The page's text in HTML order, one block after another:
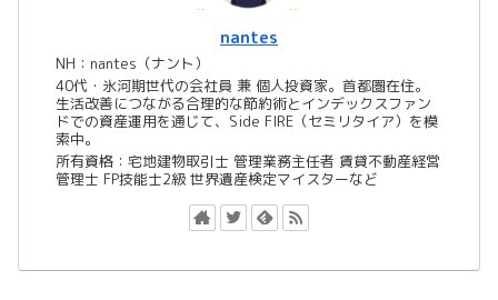
nantes
NH：nantes（ナント）
40代・氷河期世代の会社員 兼 個人投資家。首都圏在住。
生活改善につながる合理的な節約術とインデックスファン
ドでの資産運用を通じて、Side FIRE（セミリタイア）を模
索中。
所有資格：宅地建物取引士 管理業務主任者 賃貸不動産経営
管理士 FP技能士2級 世界遺産検定マイスターなど